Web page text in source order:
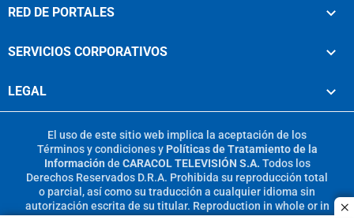
RED DE PORTALES
SERVICIOS CORPORATIVOS
LEGAL
El uso de este sitio web implica la aceptación de los
Términos y condicionesy Políticas de Tratamiento de la
Información de CARACOL TELEVISIÓN S.A. Todos los
Derechos Reservados D.R.A. Prohibida su reproducción total
o parcial, así como su traducción a cualquier idioma sin
autorización escrita de su titular. Reproduction in whole or in